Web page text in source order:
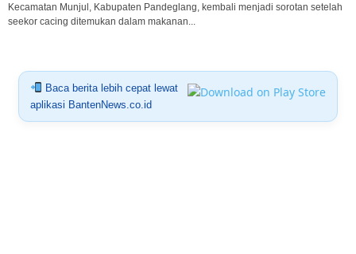
Kecamatan Munjul, Kabupaten Pandeglang, kembali menjadi sorotan setelah
seekor cacing ditemukan dalam makanan...
Baca berita lebih cepat lewat
aplikasi BantenNews.co.id